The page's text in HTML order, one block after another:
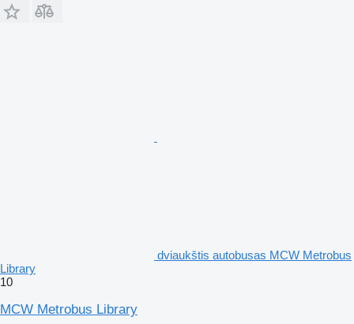
dviaukštis autobusas MCW Metrobus
Library
10
MCW Metrobus Library